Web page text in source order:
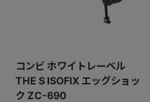
コンビ ホワイトレーベル
THE S ISOFIX エッグショッ
ク ZC-690